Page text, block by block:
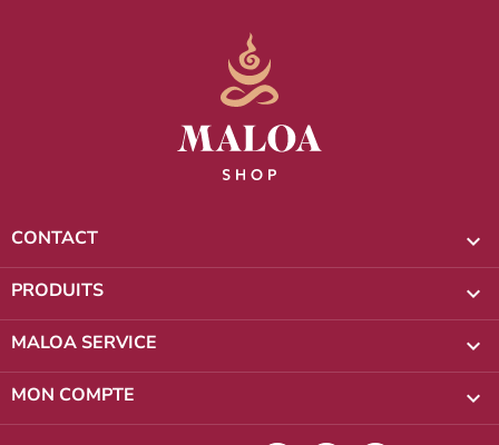
CONTACT 
PRODUITS 
MALOA SERVICE 
MON COMPTE 